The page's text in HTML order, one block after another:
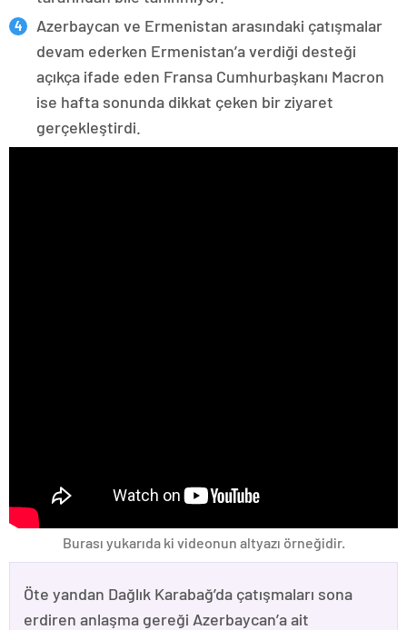
Azerbaycan ve Ermenistan arasındaki çatışmalar
devam ederken Ermenistan’a verdiği desteği
açıkça ifade eden Fransa Cumhurbaşkanı Macron
ise hafta sonunda dikkat çeken bir ziyaret
gerçekleştirdi.
Burası yukarıda ki videonun altyazı örneğidir.
Öte yandan Dağlık Karabağ’da çatışmaları sona
erdiren anlaşma gereği Azerbaycan’a ait